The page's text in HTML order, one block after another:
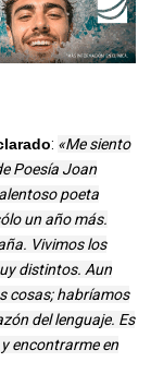
: «Me siento
Poesía Joan
poeta
un año más.
Vivimos los
distintos. Aun
cosas; habríamos
del lenguaje. Es
encontrarme en